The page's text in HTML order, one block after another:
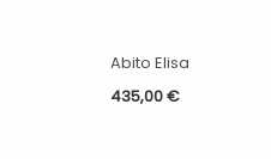
Abito Elisa
435,00€